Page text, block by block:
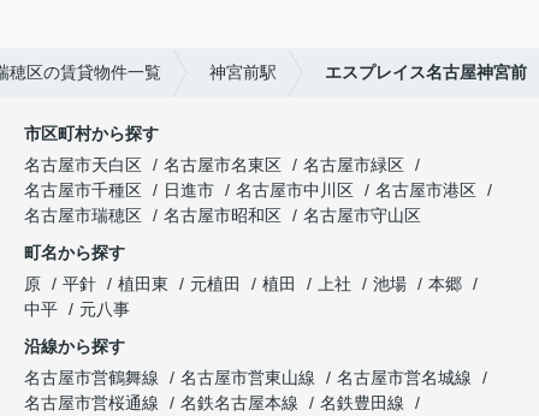
穂区の賃貸物件一覧 神宮前駅 エスプレイス名古屋神宮前
市区町村から探す
名古屋市天白区
名古屋市名東区
名古屋市緑区
名古屋市千種区
日進市 名古屋市中川区
名古屋市港区
名古屋市瑞穂区
名古屋市昭和区
名古屋市守山区
町名から探す
原
平針 植田東 元植田 植田 上社 池場
本郷
中平
元八事
沿線から探す
名古屋市営鶴舞線
名古屋市営東山線
名古屋市営名城線
名古屋市営桜通線
名鉄名古屋本線
名鉄豊田線